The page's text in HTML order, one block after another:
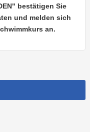
bestätigen Sie
und melden sich
an.